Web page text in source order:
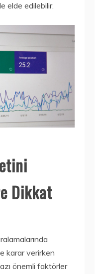
elde edilebilir.
Dikkat
karar verirken
önemli faktörler